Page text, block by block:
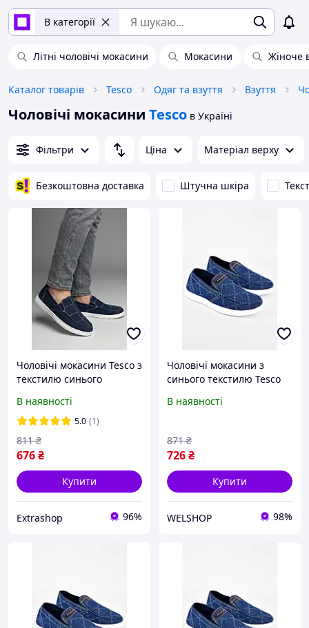
В категорії
Літні чоловічі мокасини Мокасини Жіноче
Каталог товарів Tesco Одяг та взуття Взуття
Чоловічі мокасини Tesco в Україні
Фільтри Ціна Матеріал верху
Безкоштовна доставка Штучна шкіра
Чоловічі мокасини Tesco з
текстилю синього
підходять для вузької
ноги.
В наявності
5.0 (1)
676₴
811 ₴
Купити
Extrashop 96%
Чоловічі мокасини з
синього текстилю Tesco
довжину устілки до 28 см,
В наявності
726₴
871 ₴
Купити
WELSHOP 98%